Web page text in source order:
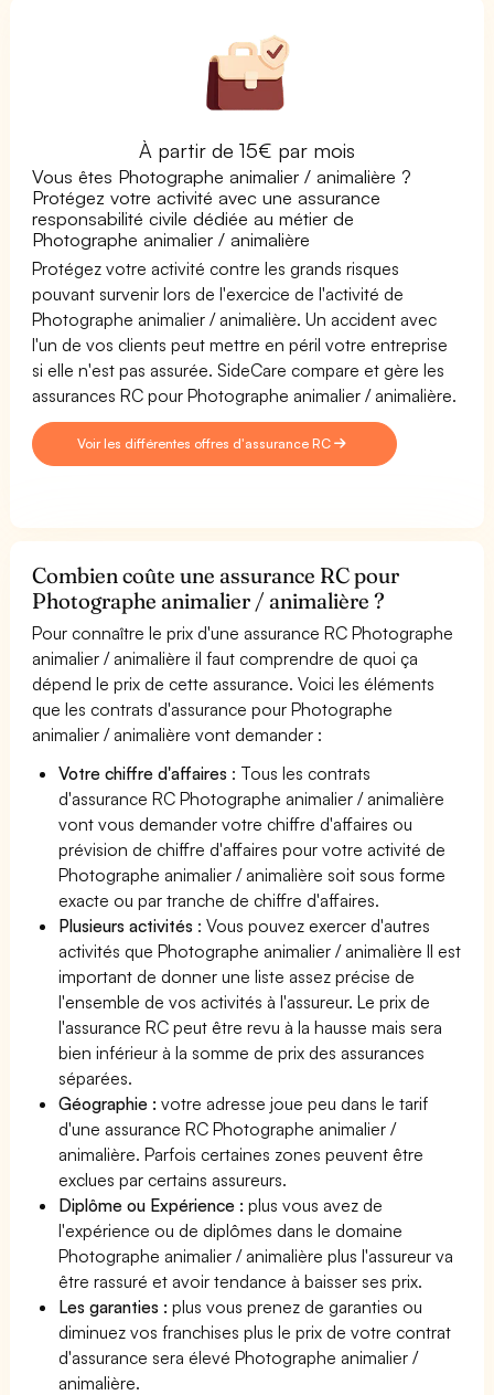
À partir de 15€ par mois
Vous êtes Photographe animalier / animalière ?
Protégez votre activité avec une assurance
responsabilité civile dédiée au métier de
Photographe animalier / animalière
Protégez votre activité contre les grands risques
pouvant survenir lors de l'exercice de l'activité de
Photographe animalier / animalière. Un accident avec
l'un de vos clients peut mettre en péril votre entreprise
si elle n'est pas assurée. SideCare compare et gère les
assurances RC pour Photographe animalier / animalière.
Voir les différentes offres d'assurance RC
Combien coûte une assurance RC pour
Photographe animalier / animalière ?
Pour connaître le prix d'une assurance RC Photographe
animalier / animalière il faut comprendre de quoi ça
dépend le prix de cette assurance. Voici les éléments
que les contrats d'assurance pour Photographe
animalier / animalière vont demander :
Votre chiffre d'affaires : Tous les contrats
d'assurance RC Photographe animalier / animalière
vont vous demander votre chiffre d'affaires ou
prévision de chiffre d'affaires pour votre activité de
Photographe animalier / animalière soit sous forme
exacte ou par tranche de chiffre d'affaires.
Plusieurs activités : Vous pouvez exercer d'autres
activités que Photographe animalier / animalière Il est
important de donner une liste assez précise de
l'ensemble de vos activités à l'assureur. Le prix de
l'assurance RC peut être revu à la hausse mais sera
bien inférieur à la somme de prix des assurances
séparées.
Géographie :votre adresse joue peu dans le tarif
d'une assurance RC Photographe animalier /
animalière. Parfois certaines zones peuvent être
exclues par certains assureurs.
Diplôme ou Expérience :plus vous avez de
l'expérience ou de diplômes dans le domaine
Photographe animalier / animalière plus l'assureur va
être rassuré et avoir tendance à baisser ses prix.
Les garanties :plus vous prenez de garanties ou
diminuez vos franchises plus le prix de votre contrat
d'assurance sera élevé Photographe animalier /
animalière.